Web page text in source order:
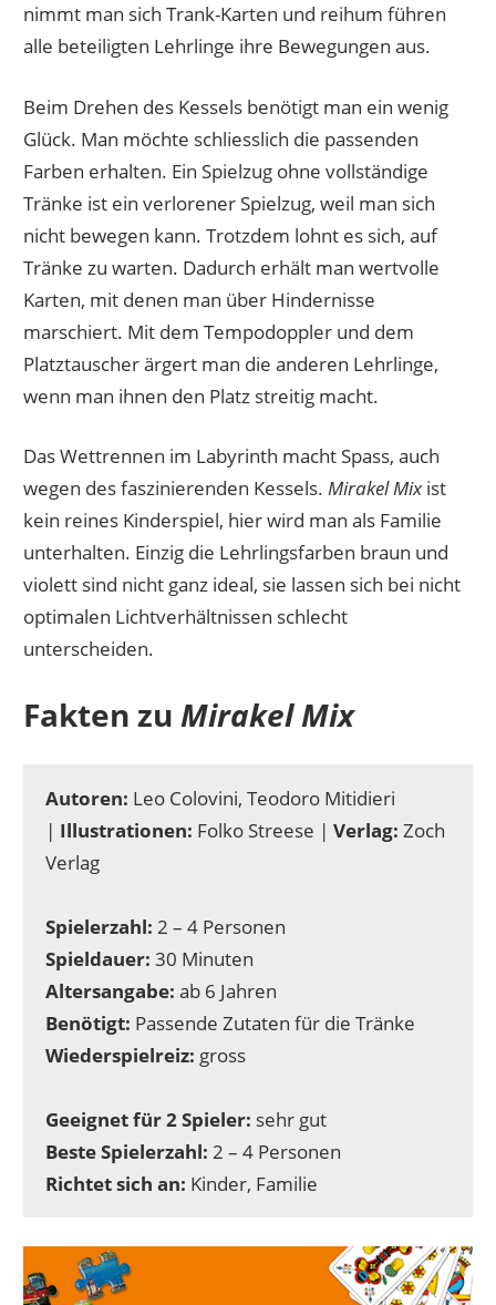
nimmt man sich Trank-Karten und reihum führen
alle beteiligten Lehrlinge ihre Bewegungen aus.
Beim Drehen des Kessels benötigt man ein wenig
Glück. Man möchte schliesslich die passenden
Farben erhalten. Ein Spielzug ohne vollständige
Tränke ist ein verlorener Spielzug, weil man sich
nicht bewegen kann. Trotzdem lohnt es sich, auf
Tränke zu warten. Dadurch erhält man wertvolle
Karten, mit denen man über Hindernisse
marschiert. Mit dem Tempodoppler und dem
Platztauscher ärgert man die anderen Lehrlinge,
wenn man ihnen den Platz streitig macht.
Das Wettrennen im Labyrinth macht Spass, auch
wegen des faszinierenden Kessels.Mirakel Mixist
kein reines Kinderspiel, hier wird man als Familie
unterhalten. Einzig die Lehrlingsfarben braun und
violett sind nicht ganz ideal, sie lassen sich bei nicht
optimalen Lichtverhältnissen schlecht
unterscheiden.
Fakten zu Mirakel Mix
Autoren: Leo Colovini, Teodoro Mitidieri
| Illustrationen: Folko Streese |Verlag: Zoch
Verlag
Spielerzahl: 2 – 4 Personen
Spieldauer: 30 Minuten
Altersangabe: ab 6 Jahren
Benötigt: Passende Zutaten für die Tränke
Wiederspielreiz: gross
Geeignet für 2 Spieler: sehr gut
Beste Spielerzahl: 2 – 4 Personen
Richtet sich an: Kinder, Familie